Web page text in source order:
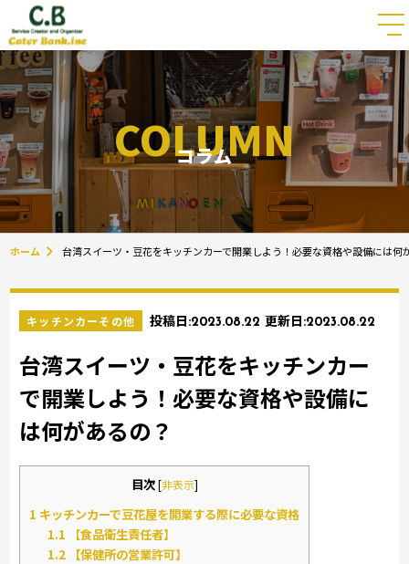
COLUMN
コラム
ホーム 台湾スイーツ・豆花をキッチンカーで開業しよう！必要な資格や設備には何
キッチンカーその他 投稿日:2023.08.22 更新日:2023.08.22
台湾スイーツ・豆花をキッチンカー
で開業しよう！必要な資格や設備に
は何があるの？
目次[非表示]
1 キッチンカーで豆花屋を開業する際に必要な資格
1.1 【食品衛生責任者】
1.2 【保健所の営業許可】